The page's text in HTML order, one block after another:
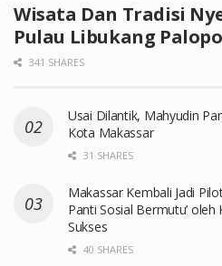
Wisata Dan Tradisi
Pulau Libukang Palopo
341 SHARES
Usai Dilantik, Mahyudin
Kota Makassar
31 SHARES
Makassar Kembali Jadi
Panti Sosial Bermutu’
Sukses
40 SHARES